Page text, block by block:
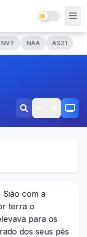
NVT NAA AS21
Sião com a
terra o
para os
dos seus pés